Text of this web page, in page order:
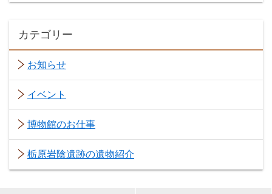
カテゴリー
お知らせ
イベント
博物館のお仕事
栃原岩陰遺跡の遺物紹介